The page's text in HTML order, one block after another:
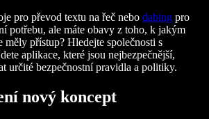
pro převod textu na řeč nebo dabing pro
potřebu, ale máte obavy z toho, k jakým
měly přístup? Hledejte společnosti s
aplikace, které jsou nejbezpečnější,
určité bezpečnostní pravidla a politiky.
nový koncept